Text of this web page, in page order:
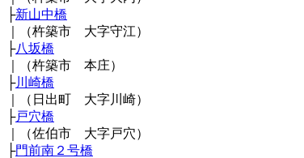
├新山中橋
｜（杵築市 大字守江）
├八坂橋
｜（杵築市 本庄）
├川崎橋
｜（日出町 大字川崎）
├戸穴橋
｜（佐伯市 大字戸穴）
├門前南２号橋